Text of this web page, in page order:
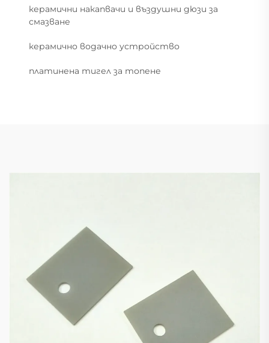
керамични накапвачи и въздушни дюзи за
смазване
керамично водачно устройство
платинена тигел за топене